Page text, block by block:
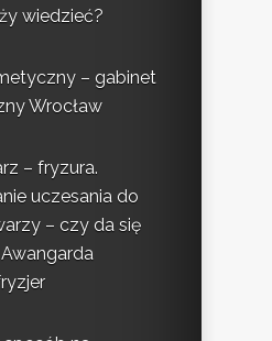
wiedzieć?
– gabinet
Wrocław
– fryzura.
uczesania do
– czy da się